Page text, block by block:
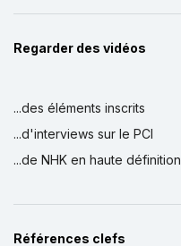
Regarder des vidéos
...des éléments inscrits
...d'interviews sur le PCI
...de NHK en haute définition
Références clefs